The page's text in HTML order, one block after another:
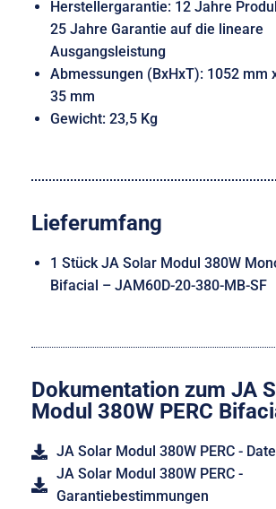
Herstellergarantie: 12 Jahre
25 Jahre Garantie auf die lineare
Ausgangsleistung
Abmessungen (BxHxT): 1052 mm
35 mm
Gewicht: 23,5 Kg
Lieferumfang
1 Stück JA Solar Modul 380W
Bifacial – JAM60D-20-380-MB-SF
Dokumentation zum JA
Modul 380W PERC
JA Solar Modul 380W PERC -
JA Solar Modul 380W PERC -
Garantiebestimmungen